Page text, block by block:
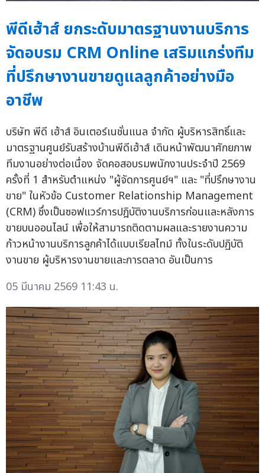
พีดีเฮ้าส์ ยกระดับมาตรฐานงานบริการ
จัดอบรม CRM Online เสริมแกร่งทีม
ที่ปรึกษางานขายดูแลลูกค้าอย่างมือ
อาชีพ
บริษัท พีดี เฮ้าส์ อินเตอร์เนชั่นแนล จำกัด ผู้บริหารสิทธิ์และ
มาตรฐานศูนย์รับสร้างบ้านพีดีเฮ้าส์ เดินหน้าพัฒนาศักยภาพ
ทีมงานอย่างต่อเนื่อง จัดคอสอบรมพนักงานประจำปี 2569
ครั้งที่ 1 สำหรับตำแหน่ง "ผู้จัดการศูนย์ฯ" และ "ที่ปรึกษางาน
ขาย" ในหัวข้อ Customer Relationship Management
(CRM) ซึ่งเป็นซอฟแวร์การปฎิบัติงานบริการก่อนและหลังการ
ขายบนออนไลน์ เพื่อให้สามารถติดตามผลและรายงานความ
ก้าวหน้างานบริการลูกค้าได้แบบเรียลไทม์ ทั้งในระดับปฏิบัติ
งานขาย ผู้บริหารงานขายและการตลาด อันเป็นการ
05 มีนาคม 2569 11:43 น.